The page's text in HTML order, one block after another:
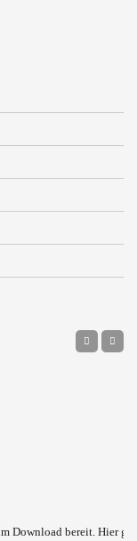
Download bereit. Hier